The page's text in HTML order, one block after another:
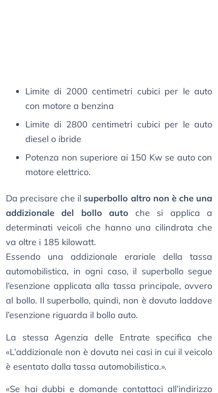
Limite di 2000 centimetri cubici per le auto
con motore a benzina
Limite di 2800 centimetri cubici per le auto
diesel o ibride
Potenza non superiore ai 150 Kw se auto con
motore elettrico.
Da precisare che il superbollo altro non è che una
addizionale del bollo auto che si applica a
determinati veicoli che hanno una cilindrata che
va oltre i 185 kilowatt.
Essendo una addizionale erariale della tassa
automobilistica, in ogni caso, il superbollo segue
l’esenzione applicata alla tassa principale, ovvero
al bollo. Il superbollo, quindi, non è dovuto laddove
l’esenzione riguarda il bollo auto.
La stessa Agenzia delle Entrate specifica che
«L’addizionale non è dovuta nei casi in cui il veicolo
è esentato dalla tassa automobilistica.».
«Se hai dubbi e domande contattaci all’indirizzo